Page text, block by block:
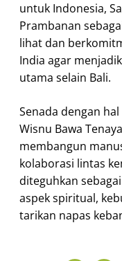
untuk Indonesia,
Prambanan
lihat dan
India agar
utama selain Bali.
Senada dengan
Wisnu Bawa
membangun
kolaborasi lintas
diteguhkan
aspek spiritual,
tarikan napas